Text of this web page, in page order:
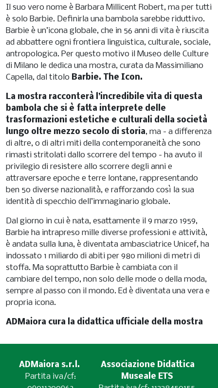
Il suo vero nome è Barbara Millicent Robert, ma per tutti
è solo Barbie. Definirla una bambola sarebbe riduttivo.
Barbie è un’icona globale, che in 56 anni di vita è riuscita
ad abbattere ogni frontiera linguistica, culturale, sociale,
antropologica. Per questo motivo il Museo delle Culture
di Milano le dedica una mostra, curata da Massimiliano
Capella, dal titolo Barbie. The Icon.
La mostra racconterà l’incredibile vita di questa
bambola che si è fatta interprete delle
trasformazioni estetiche e culturali della società
lungo oltre mezzo secolo di storia, ma - a differenza
di altre, o di altri miti della contemporaneità che sono
rimasti stritolati dallo scorrere del tempo - ha avuto il
privilegio di resistere allo scorrere degli anni e
attraversare epoche e terre lontane, rappresentando
ben 50 diverse nazionalità, e rafforzando così la sua
identità di specchio dell’immaginario globale.
Dal giorno in cui è nata, esattamente il 9 marzo 1959,
Barbie ha intrapreso mille diverse professioni e attività,
è andata sulla luna, è diventata ambasciatrice Unicef, ha
indossato 1 miliardo di abiti per 980 milioni di metri di
stoffa. Ma soprattutto Barbie è cambiata con il
cambiare del tempo, non solo delle mode o della moda,
sempre al passo con il mondo. Ed è diventata una vera e
propria icona.
ADMaiora cura la didattica ufficiale della mostra
ADMaiora s.r.l.
Partita iva/cf:
Associazione Didattica
Museale ETS